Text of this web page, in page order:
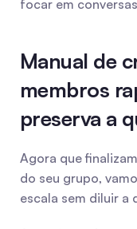
focar em
Manual de
membros
preserva a
Agora que
do seu grupo,
escala sem diluir a